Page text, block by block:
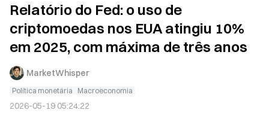
Relatório do Fed: o uso de
criptomoedas nos EUA atingiu 10%
em 2025, com máxima de três anos
MarketWhisper
Política monetária Macroeconomia
2026-05-19 05:24:22